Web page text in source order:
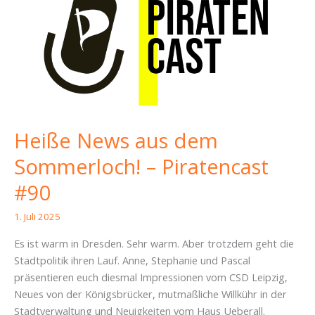
Heiße News aus dem
Sommerloch! – Piratencast
#90
1. Juli 2025
Es ist warm in Dresden. Sehr warm. Aber trotzdem geht die
Stadtpolitik ihren Lauf. Anne, Stephanie und Pascal
präsentieren euch diesmal Impressionen vom CSD Leipzig,
Neues von der Königsbrücker, mutmaßliche Willkühr in der
Stadtverwaltung und Neuigkeiten vom Haus Ueberall.